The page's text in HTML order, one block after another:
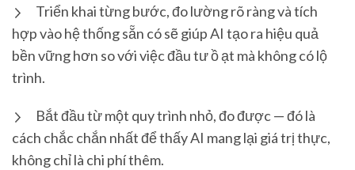
Triển khai từng bước, đo lường rõ ràng và tích
hợp vào hệ thống sẵn có sẽ giúp AI tạo ra hiệu quả
bền vững hơn so với việc đầu tư ồ ạt mà không có lộ
trình.
Bắt đầu từ một quy trình nhỏ, đo được — đó là
cách chắc chắn nhất để thấy AI mang lại giá trị thực,
không chỉ là chi phí thêm.